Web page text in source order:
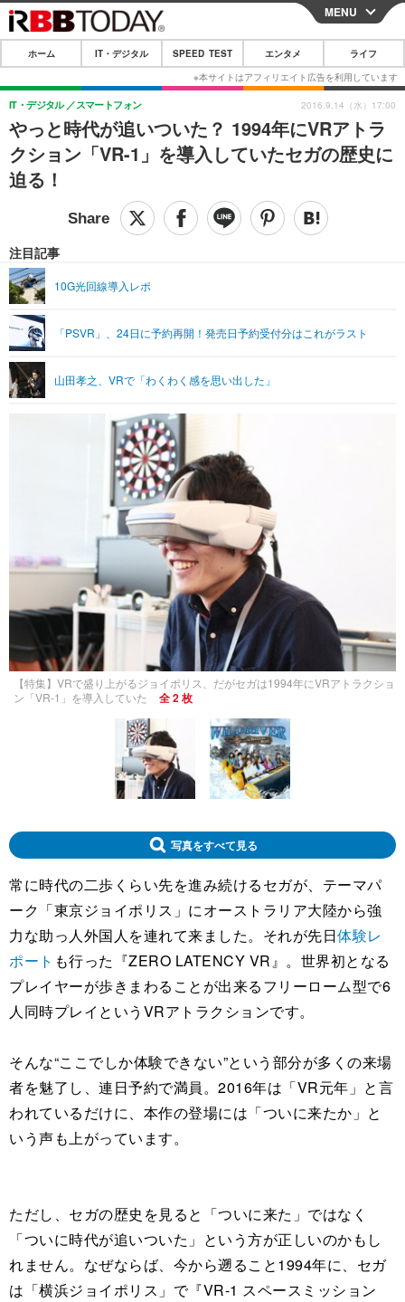
CLOSE
ホーム
IT・デジタル
IT・デジタルTOP スマートフォン
ショッピング その他
SPEED TEST
エンタメ
エンタメTOP 映画・ドラマ
音楽
ペット
リリース一覧
プッシュ通知の停止方法
MENU
ホーム IT・デジタル SPEED TEST エンタメ ライフ
やっと時代が追いついた？ 1994年にVRアトラ
クション「VR-1」を導入していたセガの歴史に
迫る！
IT・デジタル スマートフォン
注目記事
10G光回線導入レポ
「PSVR」、24日に予約再開！発売日予約受付分はこれがラスト
山田孝之、VRで「わくわく感を思い出した」
2016.9.14（水）17:00
【特集】VRで盛り上がるジョイポリス、だがセガは1994年にVRアトラクショ
ン「VR-1」を導入していた
全 2 枚
写真をすべて見る
常に時代の二歩くらい先を進み続けるセガが、テーマパ
ーク「東京ジョイポリス」にオーストラリア大陸から強
力な助っ人外国人を連れて来ました。それが先日体験レ
ポート も行った『ZERO LATENCY VR』。世界初となる
プレイヤーが歩きまわることが出来るフリーローム型で6
人同時プレイというVRアトラクションです。
そんな“ここでしか体験できない”という部分が多くの来場
者を魅了し、連日予約で満員。2016年は「VR元年」と言
われているだけに、本作の登場には「ついに来たか」と
いう声も上がっています。
ただし、セガの歴史を見ると「ついに来た」ではなく
「ついに時代が追いついた」という方が正しいのかもし
れません。なぜならば、今から遡ること1994年に、セガ
は「横浜ジョイポリス」で『VR-1 スペースミッション